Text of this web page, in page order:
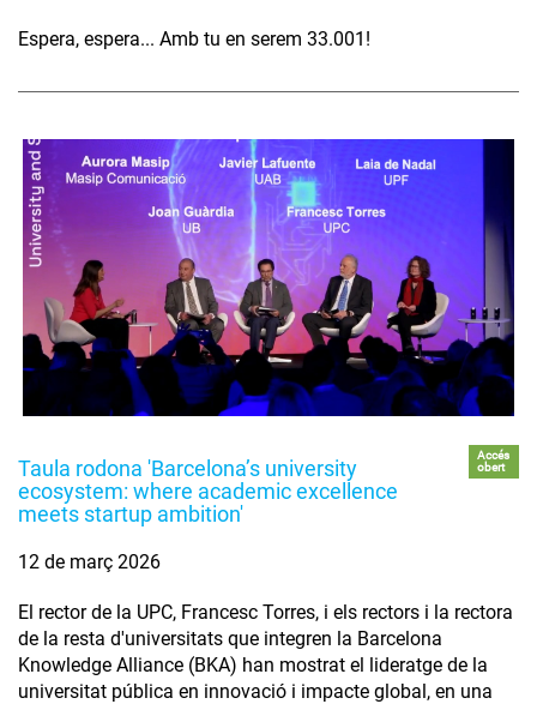
Espera, espera... Amb tu en serem 33.001!
Taula rodona 'Barcelona’s university
ecosystem: where academic excellence
meets startup ambition'
Accés
obert
12 de març 2026
El rector de la UPC, Francesc Torres, i els rectors i la rectora
de la resta d'universitats que integren la Barcelona
Knowledge Alliance (BKA) han mostrat el lideratge de la
universitat pública en innovació i impacte global, en una